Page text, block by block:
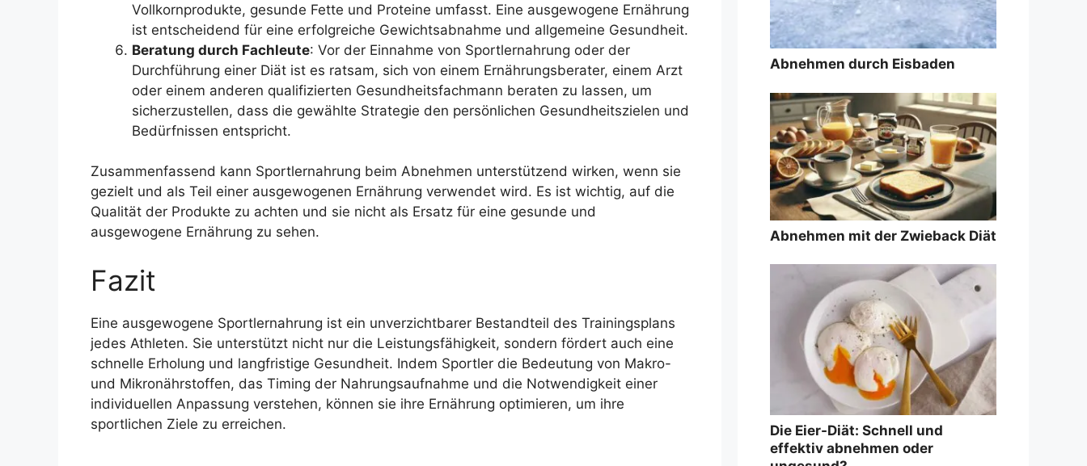
Vollkornprodukte, gesunde Fette und Proteine umfasst. Eine ausgewogene Ernährung
ist entscheidend für eine erfolgreiche Gewichtsabnahme und allgemeine Gesundheit.
Beratung durch Fachleute: Vor der Einnahme von Sportlernahrung oder der
Durchführung einer Diät ist es ratsam, sich von einem Ernährungsberater, einem Arzt
oder einem anderen qualifizierten Gesundheitsfachmann beraten zu lassen, um
sicherzustellen, dass die gewählte Strategie den persönlichen Gesundheitszielen und
Bedürfnissen entspricht.
Zusammenfassend kann Sportlernahrung beim Abnehmen unterstützend wirken, wenn sie
gezielt und als Teil einer ausgewogenen Ernährung verwendet wird. Es ist wichtig, auf die
Qualität der Produkte zu achten und sie nicht als Ersatz für eine gesunde und
ausgewogene Ernährung zu sehen.
Fazit
Eine ausgewogene Sportlernahrung ist ein unverzichtbarer Bestandteil des Trainingsplans
jedes Athleten. Sie unterstützt nicht nur die Leistungsfähigkeit, sondern fördert auch eine
schnelle Erholung und langfristige Gesundheit. Indem Sportler die Bedeutung von Makro-
und Mikronährstoffen, das Timing der Nahrungsaufnahme und die Notwendigkeit einer
individuellen Anpassung verstehen, können sie ihre Ernährung optimieren, um ihre
sportlichen Ziele zu erreichen.
Abnehmen durch Eisbaden
Abnehmen mit der Zwieback Diät
Die Eier-Diät: Schnell und
effektiv abnehmen oder